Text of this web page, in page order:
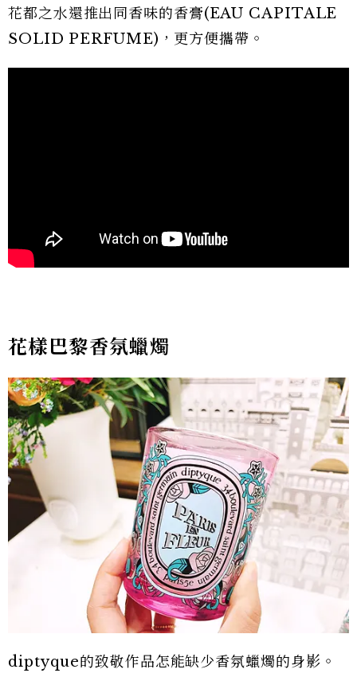
花都之水還推出同香味的香膏(EAU CAPITALE
SOLID PERFUME)，更方便攜帶。
花樣巴黎香氛蠟燭
diptyque的致敬作品怎能缺少香氛蠟燭的身影。